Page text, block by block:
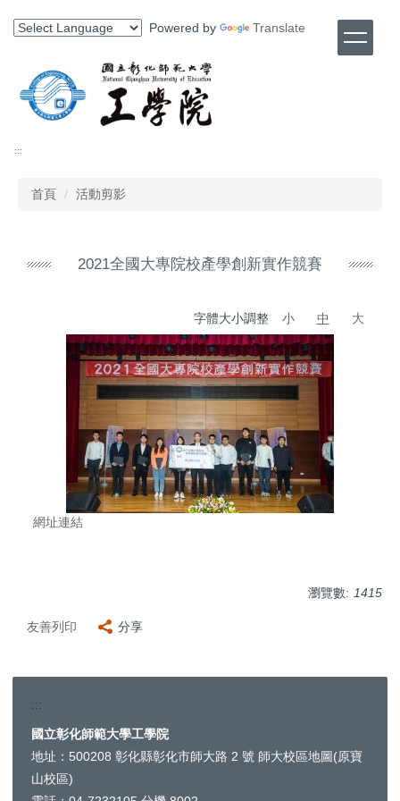
到
Powered by Translate
:::
首頁 活動剪影
2021全國大專院校產學創新實作競賽
字體大小調整 小 中 大
網址連結
瀏覽數: 1415
友善列印 分享
:::
工
學
院
國立彰化師範大學工學院
地址：500208 彰化縣彰化市師大路 2 號 師大校區地圖(原寶
山校區)